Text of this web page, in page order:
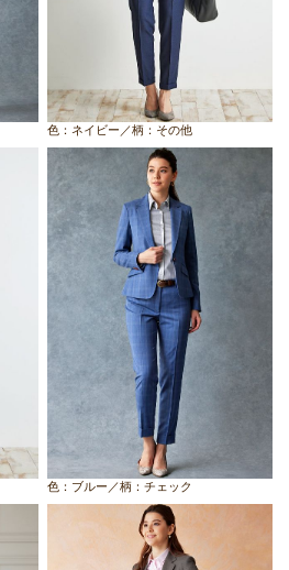
色：ネイビー／柄：その他
色：ブルー／柄：チェック